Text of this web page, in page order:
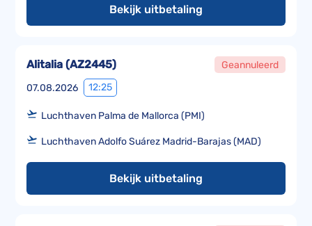
Bekijk uitbetaling
07.08.2026 12:25
Alitalia (AZ2445) Geannuleerd
Luchthaven Palma de Mallorca (PMI)
Luchthaven Adolfo Suárez Madrid-Barajas (MAD)
Bekijk uitbetaling